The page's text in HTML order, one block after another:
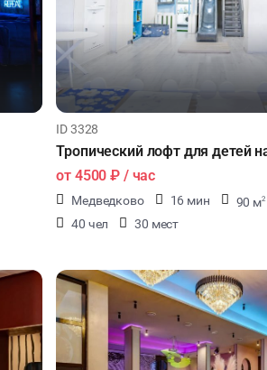
ID 3328
Тропический лофт для детей
от 4500 ₽ / час
Медведково 16 мин 90 м2
40 чел
30 мест